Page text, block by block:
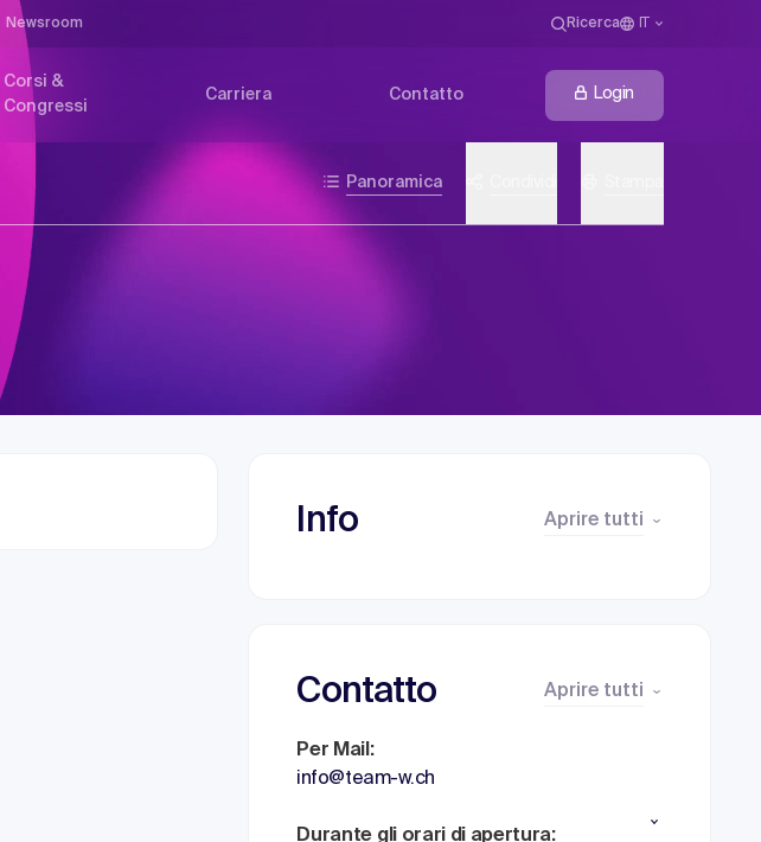
Newsroom Ricerca
Corsi &
Congressi
Carriera Contatto Login
Panoramica
Info Aprire tutti
Contatto Aprire tutti
Per Mail:
info@team-w.ch
Durante gli orari di apertura: